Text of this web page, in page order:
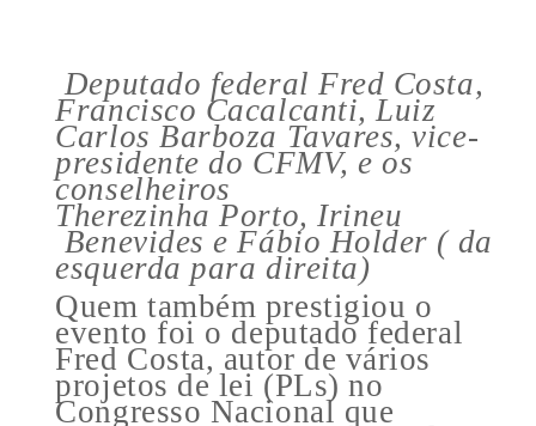
Deputado federal Fred Costa,
Francisco Cacalcanti, Luiz
Carlos Barboza Tavares, vice-
presidente do CFMV, e os
conselheiros
Therezinha Porto, Irineu
Benevides e Fábio Holder ( da
esquerda para direita)
Quem também prestigiou o
evento foi o deputado federal
Fred Costa, autor de vários
projetos de lei (PLs) no
Congresso Nacional que